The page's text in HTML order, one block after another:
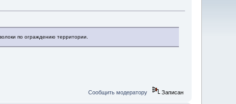
по ограждению территории.
Сообщить модератору Записан